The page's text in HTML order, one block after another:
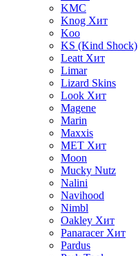
KMC
Knog Хит
Koo
KS (Kind Shock)
Leatt Хит
Limar
Lizard Skins
Look Хит
Magene
Marin
Maxxis
MET Хит
Moon
Mucky Nutz
Nalini
Navihood
Nimbl
Oakley Хит
Panaracer Хит
Pardus